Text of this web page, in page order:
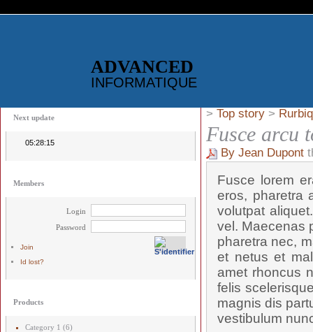
ADVANCED
INFORMATIQUE
Next update
05:28:15
Members
Login
Password
Join
Id lost?
Products
Category 1 (6)
> Top story >
Fusce arcu
By Jean Dupont
Fusce lorem
eros, pharetra
volutpat
vel. Maecenas
pharetra nec,
et netus et
amet rhoncus
felis
magnis dis
vestibulum